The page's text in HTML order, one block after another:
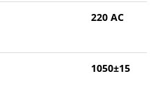
220 AC
1050±15